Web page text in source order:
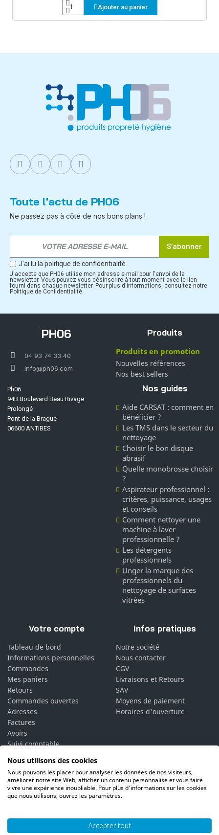
Ajouter au panier
Toute l'actu de PH06
Ne passez pas à côté de nos bons plans !
S’abonner
J'ai lu la politique de confidentialité.
J'accepte que PH06 utilise mon adresse e-mail pour l'envoi de la
newsletter. Vous pouvez vous désinscrire à tout moment avec le lien
fourni dans chaque newsletter. Pour plus d'informations, consultez notre
Politique de Confidentialité.
PH06
04 93 74 33 40
info@ph06.com
Ph06
94B Boulevard Beau Rivage
Prolongé
Pont de la Brague
06600 ANTIBES
Produits
Produits en promotion
Nouvelles références
Nos best sellers
Nos guides
Aide CARSAT : comment en
bénéficier ?
Les TMS dans le secteur du
nettoyage
Choisir le bon disque
abrasif
Quelle monobrosse choisir
?
Aspirateur professionnel :
critères, puissance, usages
et conseils
Comment nettoyer une
machine à laver
professionnelle ?
Les détergents
professionnels
Unger la marque des
professionnels du
nettoyage de surfaces
vitrées
Votre compte
Tableau de bord
Informations personnelles
Commandes
Mes paniers
Retours
Commandes ouvertes
Adresses
Factures
Avoirs
Suivi comptable
Vos alertes
Vos interlocuteurs
Infos pratiques
Notre société
Nous contacter
CGV
Livraisons et Retours
SAV
Moyens de paiement
Horaires d'ouverture
Nous utilisons des cookies
Nous pouvons les placer pour analyser les données de nos visiteurs,
améliorer notre site Web, afficher un contenu personnalisé et vous faire
vivre une expérience inoubliable. Pour plus d'informations sur les cookies
que nous utilisons, ouvrez les paramètres.
Accepter tout